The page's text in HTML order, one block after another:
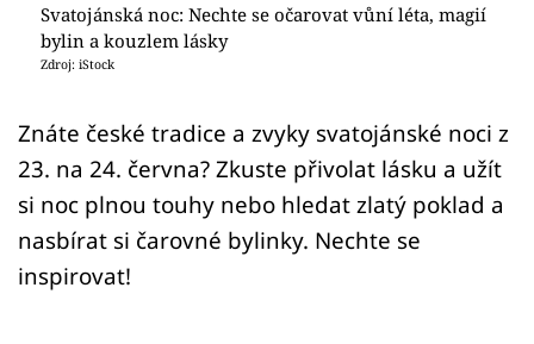
Sledujte nás
Svatojánská noc: Nechte se očarovat vůní léta, magií
bylin a kouzlem lásky
Zdroj: iStock
Znáte české tradice a zvyky svatojánské noci z
23. na 24. června? Zkuste přivolat lásku a užít
si noc plnou touhy nebo hledat zlatý poklad a
nasbírat si čarovné bylinky. Nechte se
inspirovat!